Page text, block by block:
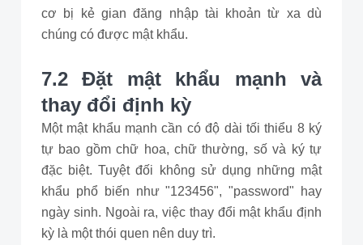
cơ bị kẻ gian đăng nhập tài khoản từ xa dù
chúng có được mật khẩu.
7.2 Đặt mật khẩu mạnh và
thay đổi định kỳ
Một mật khẩu mạnh cần có độ dài tối thiểu 8 ký
tự bao gồm chữ hoa, chữ thường, số và ký tự
đặc biệt. Tuyệt đối không sử dụng những mật
khẩu phổ biến như "123456", "password" hay
ngày sinh. Ngoài ra, việc thay đổi mật khẩu định
kỳ là một thói quen nên duy trì.